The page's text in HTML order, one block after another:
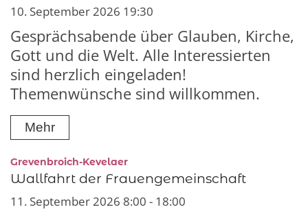
10. September 2026 19:30
Gesprächsabende über Glauben, Kirche,
Gott und die Welt. Alle Interessierten
sind herzlich eingeladen!
Themenwünsche sind willkommen.
Mehr
Grevenbroich-Kevelaer:
Wallfahrt der Frauengemeinschaft
11. September 2026 8:00 - 18:00